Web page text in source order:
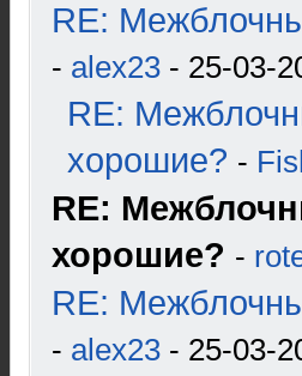
RE:
- alex23 - 25-03-
RE:
хорошие? -
RE:
хорошие? -
RE:
- alex23 - 25-03-